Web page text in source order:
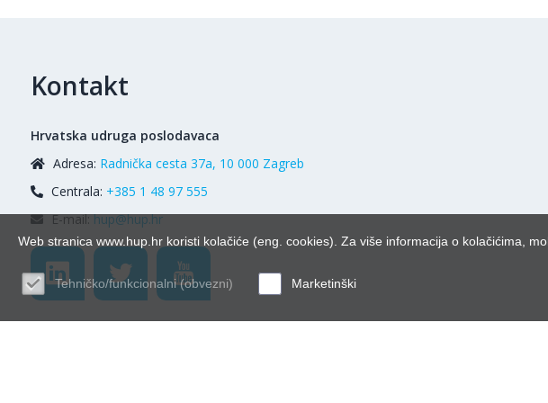
Kontakt
Hrvatska udruga poslodavaca
Adresa: Radnička cesta 37a, 10 000 Zagreb
Centrala: +385 1 48 97 555
E-mail:hup@hup.hr
Web stranica www.hup.hr koristi kolačiće (eng. cookies). Za više informacija o kolačićima,
Tehničko/funkcionalni (obvezni) Marketinški